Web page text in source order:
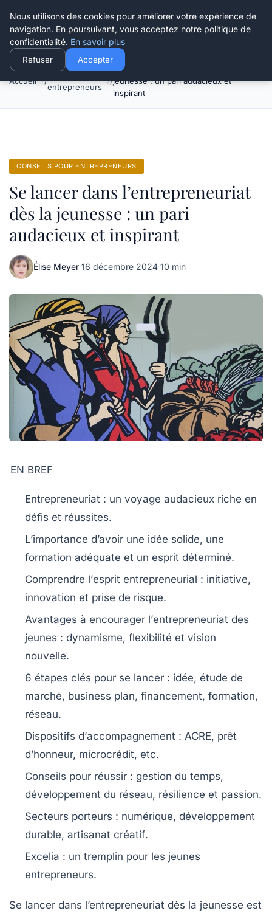
Henry Panky
Accueil
entrepreneurs
Se lancer dans l’entrepreneuriat dès la
jeunesse : un pari audacieux et
inspirant
CONSEILS POUR ENTREPRENEURS
Se lancer dans l’entrepreneuriat
dès la jeunesse : un pari
audacieux et inspirant
Élise Meyer·16 décembre 2024·10 min
EN BREF
Entrepreneuriat : un voyage audacieux riche en
défis et réussites.
L’importance d’avoir une idée solide, une
formation adéquate et un esprit déterminé.
Comprendre l’esprit entrepreneurial : initiative,
innovation et prise de risque.
Avantages à encourager l’entrepreneuriat des
jeunes : dynamisme, flexibilité et vision
nouvelle.
6 étapes clés pour se lancer : idée, étude de
marché, business plan, financement, formation,
réseau.
Dispositifs d’accompagnement : ACRE, prêt
d’honneur, microcrédit, etc.
Conseils pour réussir : gestion du temps,
développement du réseau, résilience et passion.
Secteurs porteurs : numérique, développement
durable, artisanat créatif.
Excelia : un tremplin pour les jeunes
entrepreneurs.
Se lancer dans l’entrepreneuriat dès la jeunesse est
Nous utilisons des cookies pour améliorer votre expérience de
navigation. En poursuivant, vous acceptez notre politique de
confidentialité. En savoir plus
Refuser Accepter